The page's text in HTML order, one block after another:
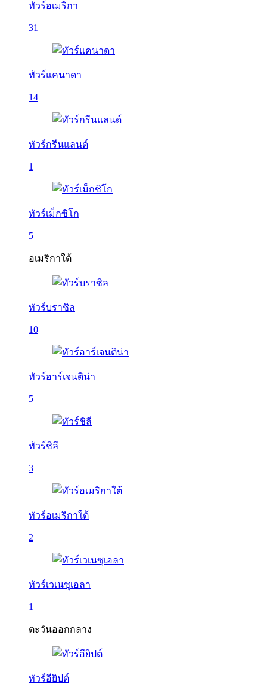
ทัวร์อเมริกา
31
ทัวร์แคนาดา
14
ทัวร์กรีนแลนด์
1
ทัวร์เม็กซิโก
5
อเมริกาใต้
ทัวร์บราซิล
10
ทัวร์อาร์เจนติน่า
5
ทัวร์ชิลี
3
ทัวร์อเมริกาใต้
2
ทัวร์เวเนซุเอลา
1
ตะวันออกกลาง
ทัวร์อียิปต์